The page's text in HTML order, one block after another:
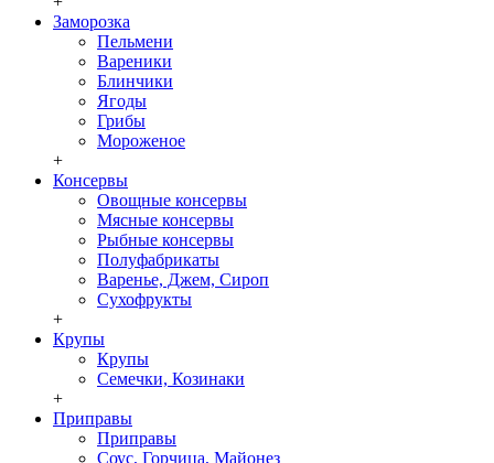
Заморозка
Пельмени
Вареники
Блинчики
Ягоды
Грибы
Мороженое
+
Консервы
Овощные консервы
Мясные консервы
Рыбные консервы
Полуфабрикаты
Варенье, Джем, Сироп
Сухофрукты
+
Крупы
Крупы
Семечки, Козинаки
+
Приправы
Приправы
Соус, Горчица, Майонез